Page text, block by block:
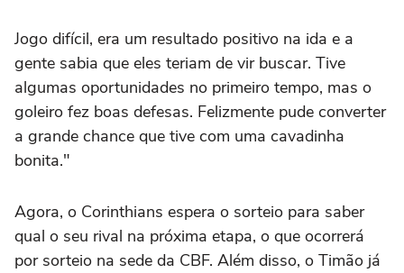
Jogo difícil, era um resultado positivo na ida e a
gente sabia que eles teriam de vir buscar. Tive
algumas oportunidades no primeiro tempo, mas o
goleiro fez boas defesas. Felizmente pude converter
a grande chance que tive com uma cavadinha
bonita."
Agora, o Corinthians espera o sorteio para saber
qual o seu rival na próxima etapa, o que ocorrerá
por sorteio na sede da CBF. Além disso, o Timão já